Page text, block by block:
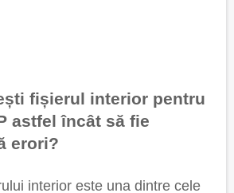
fișierul interior pentru
astfel încât să fie
erori?
interior este una dintre cele